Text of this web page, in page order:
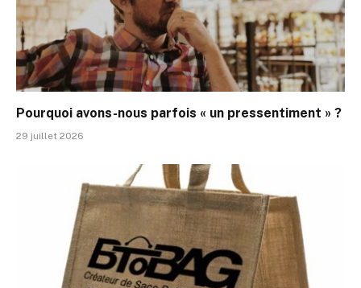
Pourquoi avons-nous parfois « un pressentiment » ?
29 juillet 2026